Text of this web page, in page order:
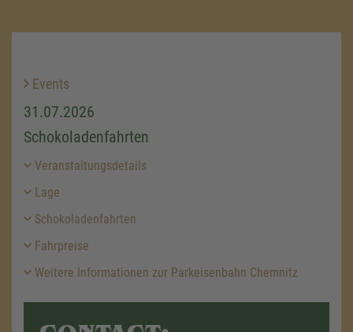
Events
31.07.2026
Schokoladenfahrten
Veranstaltungsdetails
Lage
Schokoladenfahrten
Fahrpreise
Weitere Informationen zur Parkeisenbahn Chemnitz